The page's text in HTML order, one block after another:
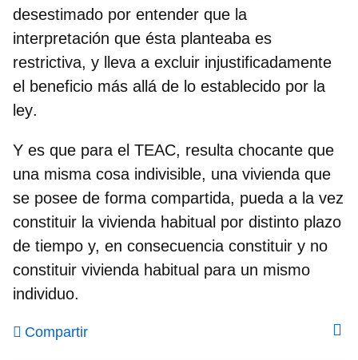
desestimado por entender que la
interpretación que ésta planteaba es
restrictiva, y lleva a excluir injustificadamente
el beneficio más allá de lo establecido por la
ley.
Y es que para el TEAC, resulta chocante que
una misma cosa indivisible, una vivienda que
se posee de forma compartida, pueda a la vez
constituir la vivienda habitual por distinto plazo
de tiempo y, en consecuencia constituir y no
constituir vivienda habitual para un mismo
individuo.
Compartir